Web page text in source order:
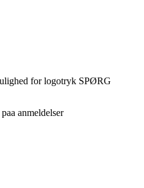
for logotryk SPØRG
anmeldelser